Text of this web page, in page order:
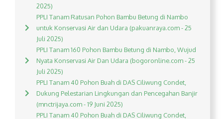
2025)
PPLI Tanam Ratusan Pohon Bambu Betung di Nambo
untuk Konservasi Air dan Udara (pakuanraya.com - 25
Juli 2025)
PPLI Tanam 160 Pohon Bambu Betung di Nambo, Wujud
Nyata Konservasi Air Dan Udara (bogoronline.com - 25
Juli 2025)
PPLI Tanam 40 Pohon Buah di DAS Ciliwung Condet,
Dukung Pelestarian Lingkungan dan Pencegahan Banjir
(mnctrijaya.com - 19 Juni 2025)
PPLI Tanam 40 Pohon Buah di DAS Ciliwung Condet,